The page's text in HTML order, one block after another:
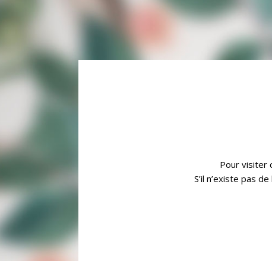
Pour visiter
S’il n’existe pas
Propriétaire du site :
SOCIETE AGRICOLE DU DOMAINE
Immatriculée au RCS de Tarascon sous le
Tél : +33 (0)4 90 54 64 00
Hébergeur du site :
Propriété intellectuelle :